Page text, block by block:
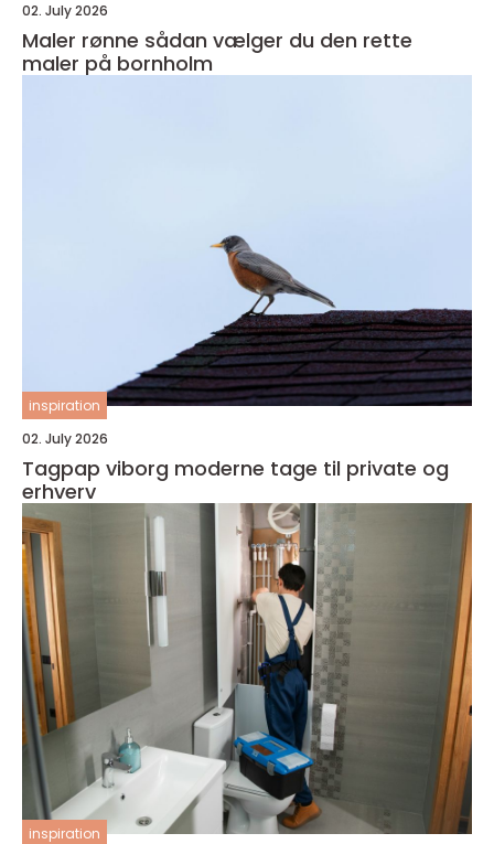
02. July 2026
Maler rønne sådan vælger du den rette
maler på bornholm
inspiration
02. July 2026
Tagpap viborg moderne tage til private og
erhverv
inspiration